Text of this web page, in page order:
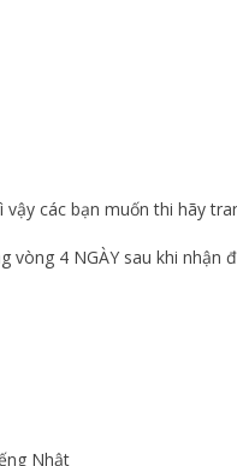
các bạn muốn thi hãy
vòng 4 NGÀY sau khi
Nhật